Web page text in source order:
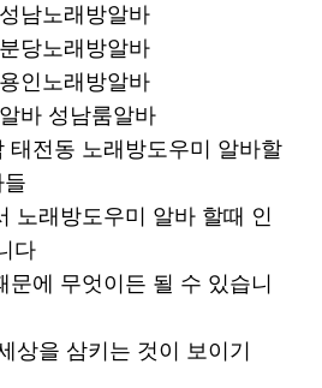
남노래방알바
당노래방알바
인노래방알바
바 성남룸알바
태전동 노래방도우미 알바할
노래방도우미 알바 할때 인
다
문에 무엇이든 될 수 있습니
상을 삼키는 것이 보이기